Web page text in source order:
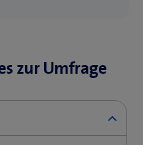
zur Umfrage